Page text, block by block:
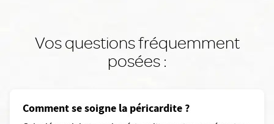
Vos questions fréquemment
posées :
Comment se soigne la péricardite ?